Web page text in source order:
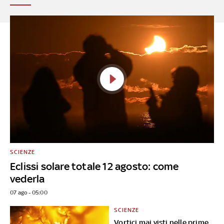
Eclissi solare totale 12 agosto: come
vederla
SCIENZE
07 ago - 05:00
Vortici mai visti nelle prime
SCIENZE